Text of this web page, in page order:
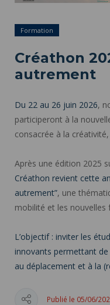
Formation
Créathon
autrement
Du 22 au 26 juin 2026,
participeront à la
consacrée à la
Après une édition 2025
Créathon revient cette
autrement”, une
mobilité et les nouvelles
L’objectif : inviter les
innovants permettant
au déplacement et à la
Publié le 05/06/